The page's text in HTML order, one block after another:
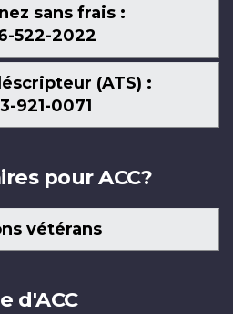
sans frais :
522-2022
(ATS) :
921-0071
pour ACC?
vétérans
d'ACC